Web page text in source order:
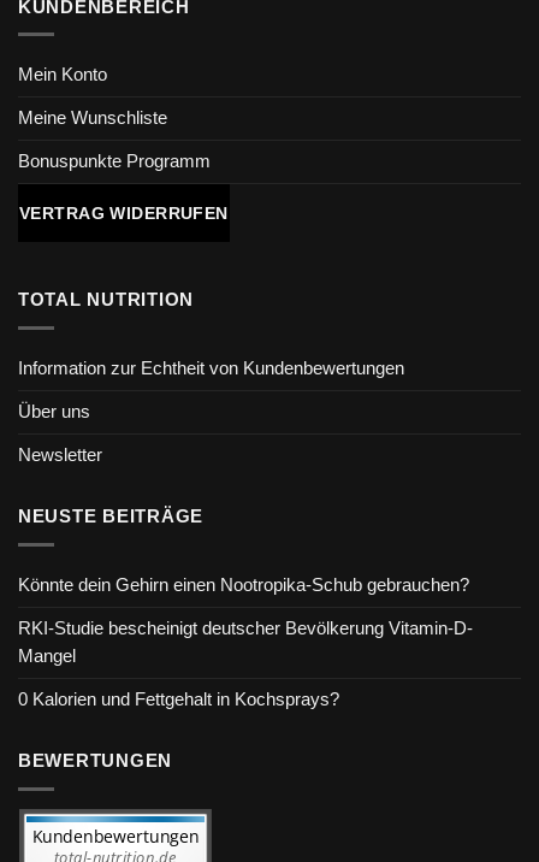
KUNDENBEREICH
Mein Konto
Meine Wunschliste
Bonuspunkte Programm
VERTRAG WIDERRUFEN
TOTAL NUTRITION
Information zur Echtheit von Kundenbewertungen
Über uns
Newsletter
NEUSTE BEITRÄGE
Könnte dein Gehirn einen Nootropika-Schub gebrauchen?
RKI-Studie bescheinigt deutscher Bevölkerung Vitamin-D-
Mangel
0 Kalorien und Fettgehalt in Kochsprays?
BEWERTUNGEN